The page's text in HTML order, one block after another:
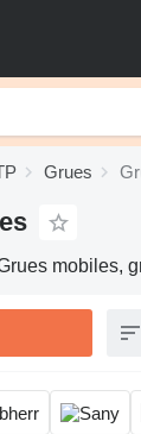
Grues
mobiles,